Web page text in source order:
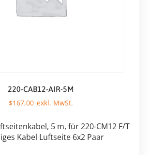
220-CAB12-AIR-5M
$167,00
5 m, für 220-CM12 F/T
Kabel Luftseite 6x2 Paar